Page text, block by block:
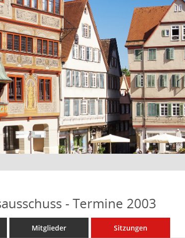
- Termine 2003
Mitglieder Sitzungen